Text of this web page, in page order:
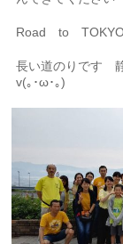
Road to
長い道のりです
v(｡･ω･｡)